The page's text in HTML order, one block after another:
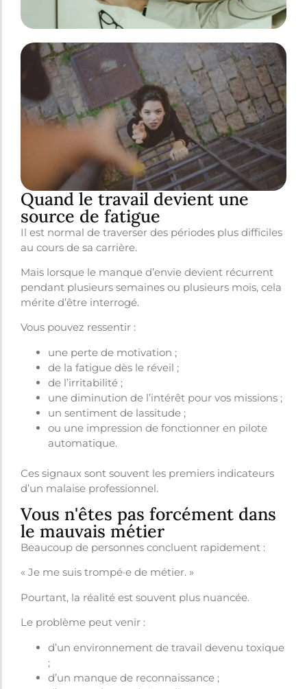
Quand le travail devient une
source de fatigue
Il est normal de traverser des périodes plus difficiles
au cours de sa carrière.
Mais lorsque le manque d’envie devient récurrent
pendant plusieurs semaines ou plusieurs mois, cela
mérite d’être interrogé.
Vous pouvez ressentir :
une perte de motivation ;
de la fatigue dès le réveil ;
de l’irritabilité ;
une diminution de l’intérêt pour vos missions ;
un sentiment de lassitude ;
ou une impression de fonctionner en pilote
automatique.
Ces signaux sont souvent les premiers indicateurs
d’un malaise professionnel.
Vous n'êtes pas forcément dans
le mauvais métier
Beaucoup de personnes concluent rapidement :
« Je me suis trompé·e de métier. »
Pourtant, la réalité est souvent plus nuancée.
Le problème peut venir :
d’un environnement de travail devenu toxique
;
d’un manque de reconnaissance ;